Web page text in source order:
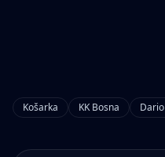
Košarka KK Bosna